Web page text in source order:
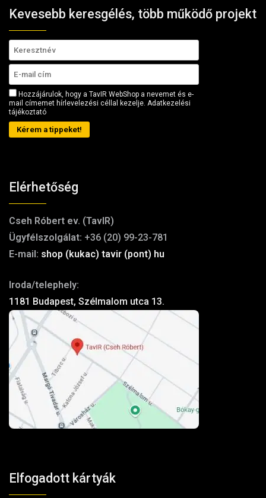
Kevesebb keresgélés, több működő projekt
Hozzájárulok, hogy a TavIR WebShop a nevemet és e-
mail címemet hírlevelezési céllal kezelje. Adatkezelési
tájékoztató
Kérem a tippeket!
Elérhetőség
Cseh Róbert ev. (TavIR)
Ügyfélszolgálat: +36 (20) 99-23-781
E-mail: shop (kukac) tavir (pont) hu
Iroda/telephely:
1181 Budapest, Szélmalom utca 13.
Elfogadott kártyák